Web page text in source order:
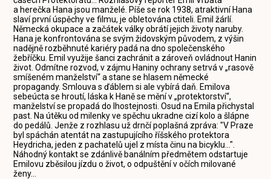
a herečka Hana jsou manželé. Píše se rok 1938, atraktivní Hana
slaví první úspěchy ve filmu, je obletována ctiteli. Emil žárlí.
Německá okupace a začátek války obrátí jejich životy naruby.
Hana je konfrontována se svým židovským původem, z výšin
nadějně rozběhnuté kariéry padá na dno společenského
žebříčku. Emil využije šanci zachránit a zároveň ovládnout Hanin
život. Odmítne rozvod, v zájmu Haniny ochrany setrvá v „rasově
smíšeném manželství“ a stane se hlasem německé
propagandy. Smlouva s ďáblem si ale vybírá daň. Emilova
sebeúcta se hroutí, láska k Haně se mění v „protektorství“,
manželství se propadá do lhostejnosti. Osud na Emila přichystal
past. Na útěku od milenky ve spěchu ukradne cizí kolo a šlápne
do pedálů. Jenže z rozhlasu už drnčí poplašná zpráva: "V Praze
byl spáchán atentát na zastupujícího říšského protektora
Heydricha, jeden z pachatelů ujel z místa činu na bicyklu...".
Náhodný kontakt se zdánlivě banálním předmětem odstartuje
Emilovu zběsilou jízdu o život, o odpuštění v očích milované
ženy...